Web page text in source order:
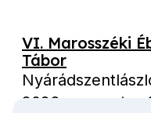
VI. Marosszéki
Tábor
2026. augusztus